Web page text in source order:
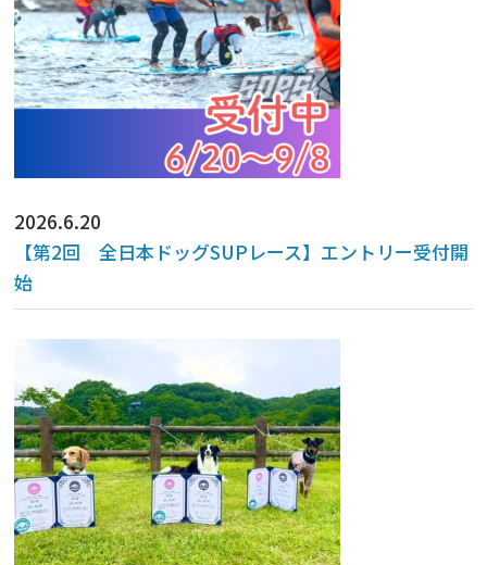
2026.6.20
【第2回 全日本ドッグSUPレース】エントリー受付開
始